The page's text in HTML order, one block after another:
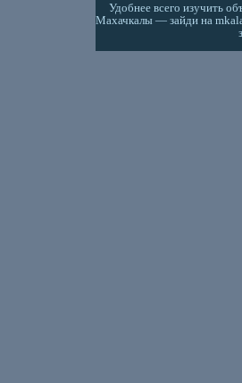
Удобнее всего изучить
Махачкалы — зайди на